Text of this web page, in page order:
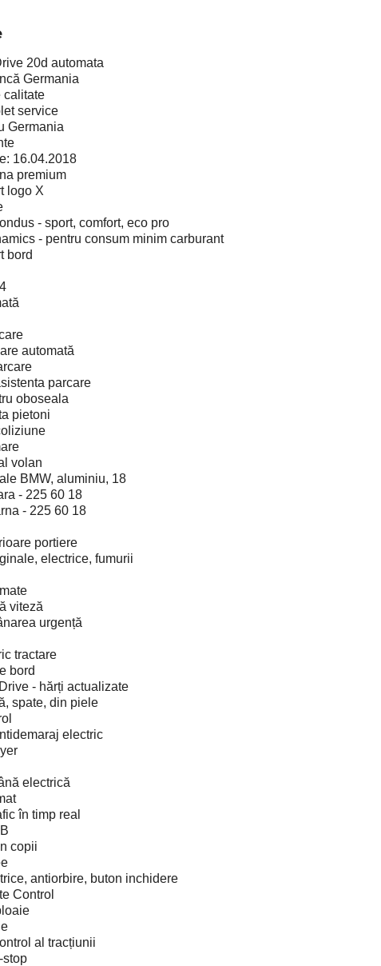
20d automata
Germania
calitate
service
Germania
16.04.2018
premium
logo X
- sport, comfort, eco pro
- pentru consum minim carburant
bord
automată
parcare
oboseala
pietoni
volan
BMW, aluminiu, 18
- 225 60 18
- 225 60 18
portiere
electrice, fumurii
viteză
urgență
tractare
bord
- hărți actualizate
spate, din piele
electric
electrică
în timp real
copii
antiorbire, buton inchidere
Control
al tracțiunii
stop